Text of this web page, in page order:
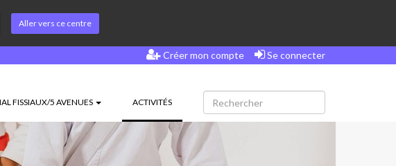
Aller vers ce centre
Créer mon compte Se connecter
FISSIAUX/5 AVENUES ACTIVITÉS(CURRENT)